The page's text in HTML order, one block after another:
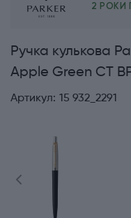
2 РОКИ
Ручка кулькова
Apple Green CT
Артикул: 15 932_2291